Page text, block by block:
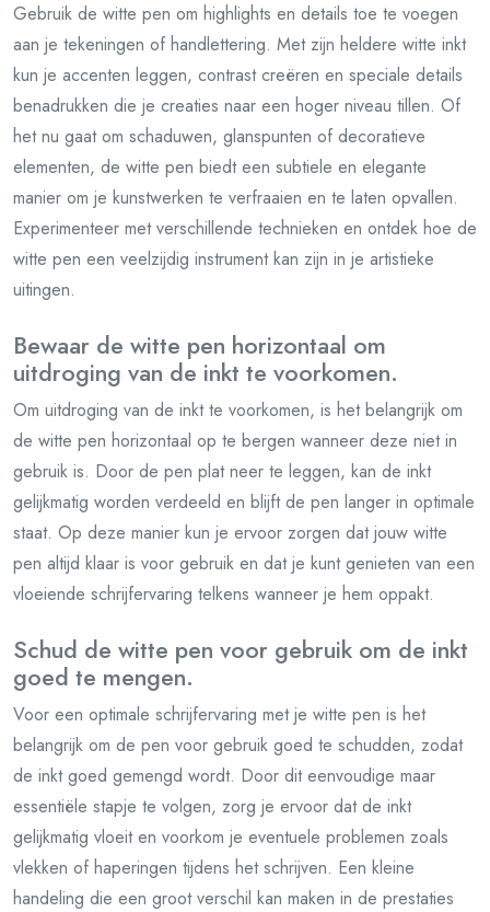
Gebruik de witte pen om highlights en details toe te voegen
aan je tekeningen of handlettering. Met zijn heldere witte inkt
kun je accenten leggen, contrast creëren en speciale details
benadrukken die je creaties naar een hoger niveau tillen. Of
het nu gaat om schaduwen, glanspunten of decoratieve
elementen, de witte pen biedt een subtiele en elegante
manier om je kunstwerken te verfraaien en te laten opvallen.
Experimenteer met verschillende technieken en ontdek hoe de
witte pen een veelzijdig instrument kan zijn in je artistieke
uitingen.
Bewaar de witte pen horizontaal om
uitdroging van de inkt te voorkomen.
Om uitdroging van de inkt te voorkomen, is het belangrijk om
de witte pen horizontaal op te bergen wanneer deze niet in
gebruik is. Door de pen plat neer te leggen, kan de inkt
gelijkmatig worden verdeeld en blijft de pen langer in optimale
staat. Op deze manier kun je ervoor zorgen dat jouw witte
pen altijd klaar is voor gebruik en dat je kunt genieten van een
vloeiende schrijfervaring telkens wanneer je hem oppakt.
Schud de witte pen voor gebruik om de inkt
goed te mengen.
Voor een optimale schrijfervaring met je witte pen is het
belangrijk om de pen voor gebruik goed te schudden, zodat
de inkt goed gemengd wordt. Door dit eenvoudige maar
essentiële stapje te volgen, zorg je ervoor dat de inkt
gelijkmatig vloeit en voorkom je eventuele problemen zoals
vlekken of haperingen tijdens het schrijven. Een kleine
handeling die een groot verschil kan maken in de prestaties